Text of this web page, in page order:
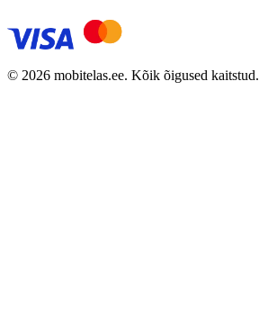
© 2026 mobitelas.ee. Kõik õigused kaitstud.